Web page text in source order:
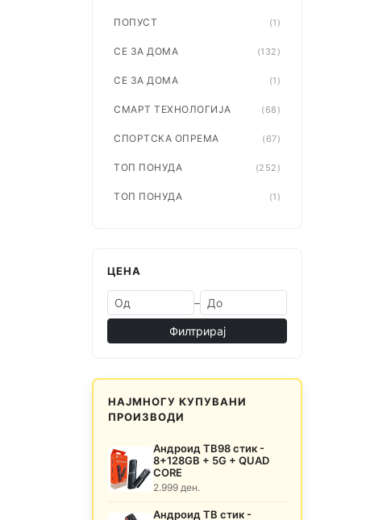
ПОПУСТ (1)
СЕ ЗА ДОМА (132)
СЕ ЗА ДОМА (1)
СМАРТ ТЕХНОЛОГИЈА (68)
СПОРТСКА ОПРЕМА (67)
ТОП ПОНУДА (252)
ТОП ПОНУДА (1)
ЦЕНА
–
Филтрирај
НАЈМНОГУ КУПУВАНИ
ПРОИЗВОДИ
Андроид ТВ98 стик -
8+128GB + 5G + QUAD
CORE
2.999 ден.
Андроид ТВ стик -